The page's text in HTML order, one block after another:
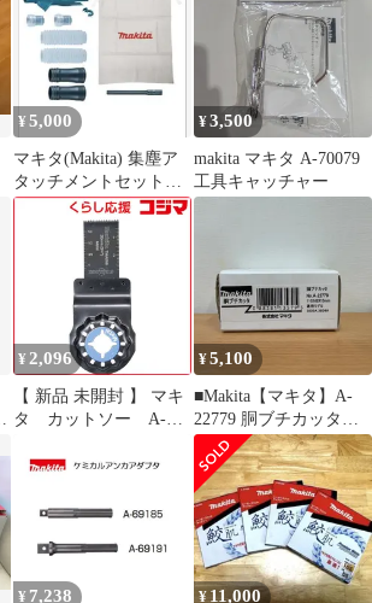
¥ 5,000
マキタ(Makita) 集塵ア
タッチメントセット品
196860-7
¥3,500
makita マキタ A-70079
工具キャッチャー
¥ 2,096
【 新品 未開封 】 マキ
タ カットソー A-
¥5,100
■Makita【マキタ】A-
22779 胴ブチカッタ
A25-3073、A25-3074
¥ 7,238 ¥ 11,000